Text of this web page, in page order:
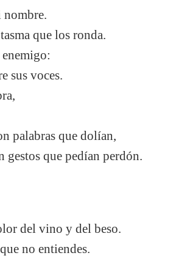
que los ronda.
sus voces.
palabras que dolían,
gestos que pedían perdón.
del vino y del beso.
no entiendes.